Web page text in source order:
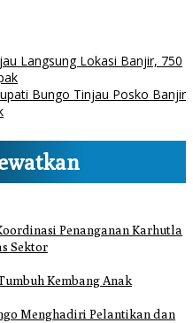
Langsung Lokasi Banjir, 750
Bungo Tinjau Posko Banjir
Penanganan Karhutla
Sektor
Kembang Anak
Menghadiri Pelantikan dan